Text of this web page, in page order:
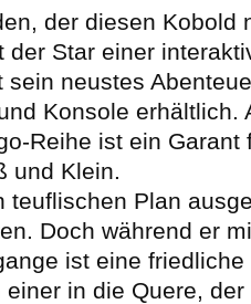
der diesen Kobold
der Star einer
sein neustes
Konsole erhältlich.
Reihe ist ein Garant
und Klein.
teuflischen Plan
Doch während er
ist eine
in die Quere,